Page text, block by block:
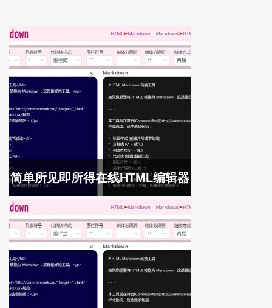
简单所见即所得在线HTML编辑器